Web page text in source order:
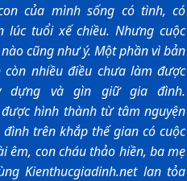
của mình sống có tình, có
lúc tuổi xế chiều. Nhưng cuộc
cũng như ý. Một phần vì bản
nhiều điều chưa làm được
dựng và gìn giữ gia đình.
hình thành từ tâm nguyện
trên khắp thế gian có cuộc
êm, con cháu thảo hiền, ba mẹ
Kienthucgiadinh.net lan tỏa